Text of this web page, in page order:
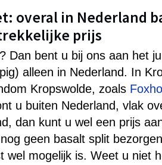
overal in Nederland
prijs
Dan bent u bij ons aan het
alleen in Nederland. In
Kropswolde, zoals
u buiten Nederland, vlak
dan kunt u wel een prijs
geen basalt split
wel mogelijk is. Weet u niet